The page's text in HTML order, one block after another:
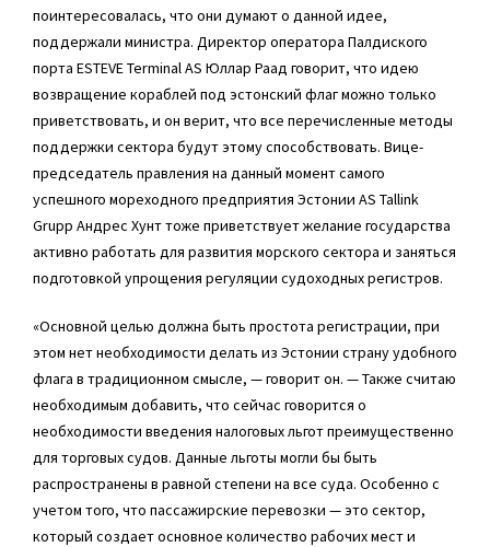
поинтересовалась, что они думают о данной идее,
поддержали министра. Директор оператора Палдиского
порта ESTEVE Terminal AS Юллар Раад говорит, что идею
возвращение кораблей под эстонский флаг можно только
приветствовать, и он верит, что все перечисленные методы
поддержки сектора будут этому способствовать. Вице-
председатель правления на данный момент самого
успешного мореходного предприятия Эстонии AS Tallink
Grupp Андрес Хунт тоже приветствует желание государства
активно работать для развития морского сектора и заняться
подготовкой упрощения регуляции судоходных регистров.
«Основной целью должна быть простота регистрации, при
этом нет необходимости делать из Эстонии страну удобного
флага в традиционном смысле, — говорит он. — Также считаю
необходимым добавить, что сейчас говорится о
необходимости введения налоговых льгот преимущественно
для торговых судов. Данные льготы могли бы быть
распространены в равной степени на все суда. Особенно с
учетом того, что пассажирские перевозки — это сектор,
который создает основное количество рабочих мест и